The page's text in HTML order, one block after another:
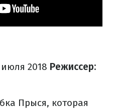
2018 ​Режиссер:
Прыся, которая